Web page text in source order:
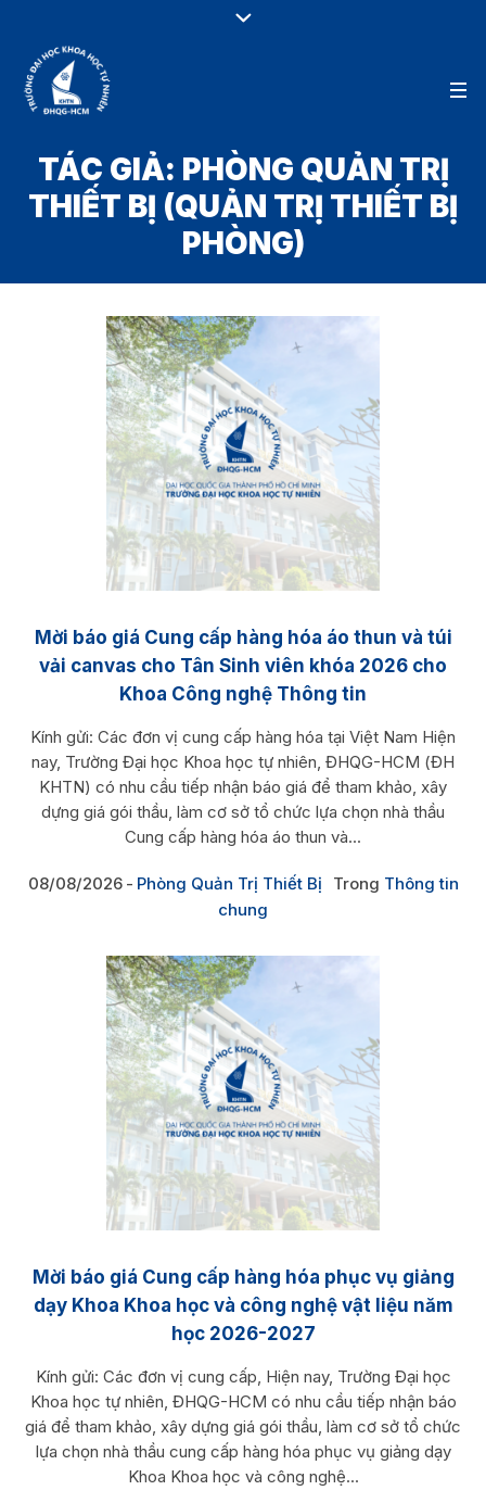
TÁC GIẢ: PHÒNG QUẢN TRỊ
THIẾT BỊ (QUẢN TRỊ THIẾT BỊ
PHÒNG)
Mời báo giá Cung cấp hàng hóa áo thun và túi
vải canvas cho Tân Sinh viên khóa 2026 cho
Khoa Công nghệ Thông tin
Kính gửi: Các đơn vị cung cấp hàng hóa tại Việt Nam Hiện
nay, Trường Đại học Khoa học tự nhiên, ĐHQG-HCM (ĐH
KHTN) có nhu cầu tiếp nhận báo giá để tham khảo, xây
dựng giá gói thầu, làm cơ sở tổ chức lựa chọn nhà thầu
Cung cấp hàng hóa áo thun và...
08/08/2026 Phòng Quản Trị Thiết Bị Trong Thông tin
chung
Mời báo giá Cung cấp hàng hóa phục vụ giảng
dạy Khoa Khoa học và công nghệ vật liệu năm
học 2026-2027
Kính gửi: Các đơn vị cung cấp, Hiện nay, Trường Đại học
Khoa học tự nhiên, ĐHQG-HCM có nhu cầu tiếp nhận báo
giá để tham khảo, xây dựng giá gói thầu, làm cơ sở tổ chức
lựa chọn nhà thầu cung cấp hàng hóa phục vụ giảng dạy
Khoa Khoa học và công nghệ...